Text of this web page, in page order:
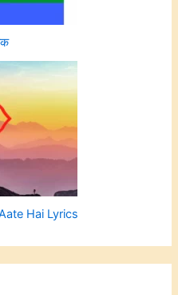
Hai Lyrics